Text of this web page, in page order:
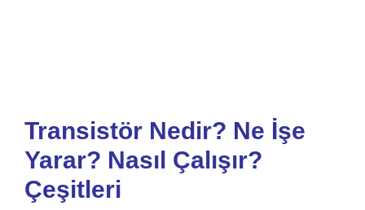
Transistör Nedir? Ne İşe
Yarar? Nasıl Çalışır?
Çeşitleri